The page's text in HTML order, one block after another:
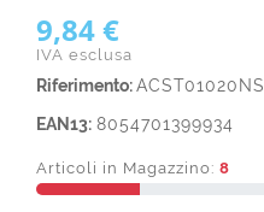
9,84 €
IVA esclusa
Riferimento:ACST01020NS
EAN13: 8054701399934
Articoli in Magazzino: 8